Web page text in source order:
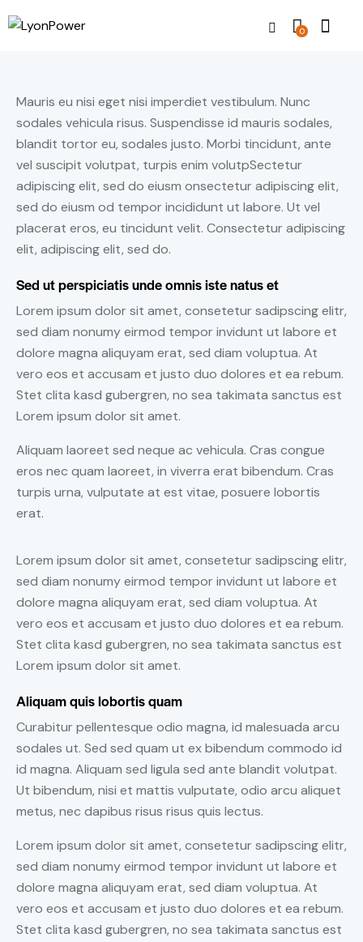
0
Mauris eu nisi eget nisi imperdiet vestibulum. Nunc
sodales vehicula risus. Suspendisse id mauris sodales,
blandit tortor eu, sodales justo. Morbi tincidunt, ante
vel suscipit volutpat, turpis enim volutpSectetur
adipiscing elit, sed do eiusm onsectetur adipiscing elit,
sed do eiusm od tempor incididunt ut labore. Ut vel
placerat eros, eu tincidunt velit. Consectetur adipiscing
elit, adipiscing elit, sed do.
Sed ut perspiciatis unde omnis iste natus et
Lorem ipsum dolor sit amet, consetetur sadipscing elitr,
sed diam nonumy eirmod tempor invidunt ut labore et
dolore magna aliquyam erat, sed diam voluptua. At
vero eos et accusam et justo duo dolores et ea rebum.
Stet clita kasd gubergren, no sea takimata sanctus est
Lorem ipsum dolor sit amet.
Aliquam laoreet sed neque ac vehicula. Cras congue
eros nec quam laoreet, in viverra erat bibendum. Cras
turpis urna, vulputate at est vitae, posuere lobortis
erat.
Lorem ipsum dolor sit amet, consetetur sadipscing elitr,
sed diam nonumy eirmod tempor invidunt ut labore et
dolore magna aliquyam erat, sed diam voluptua. At
vero eos et accusam et justo duo dolores et ea rebum.
Stet clita kasd gubergren, no sea takimata sanctus est
Lorem ipsum dolor sit amet.
Aliquam quis lobortis quam
Curabitur pellentesque odio magna, id malesuada arcu
sodales ut. Sed sed quam ut ex bibendum commodo id
id magna. Aliquam sed ligula sed ante blandit volutpat.
Ut bibendum, nisi et mattis vulputate, odio arcu aliquet
metus, nec dapibus risus risus quis lectus.
Lorem ipsum dolor sit amet, consetetur sadipscing elitr,
sed diam nonumy eirmod tempor invidunt ut labore et
dolore magna aliquyam erat, sed diam voluptua. At
vero eos et accusam et justo duo dolores et ea rebum.
Stet clita kasd gubergren, no sea takimata sanctus est